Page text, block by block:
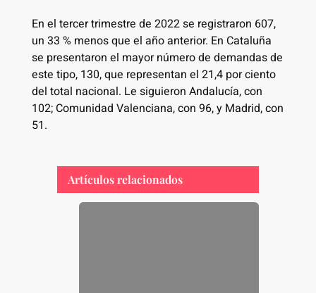
En el tercer trimestre de 2022 se registraron 607,
un 33 % menos que el año anterior. En Cataluña
se presentaron el mayor número de demandas de
este tipo, 130, que representan el 21,4 por ciento
del total nacional. Le siguieron Andalucía, con
102; Comunidad Valenciana, con 96, y Madrid, con
51.
Artículos relacionados